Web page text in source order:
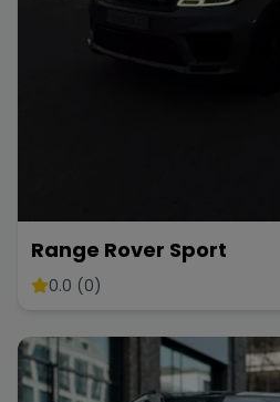
Range Rover Sport
0.0 (0)